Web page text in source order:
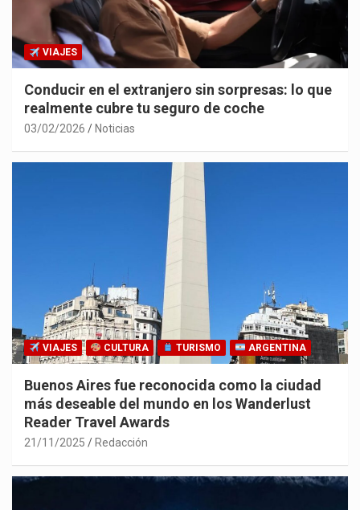
VIAJES
Conducir en el extranjero sin sorpresas: lo que
realmente cubre tu seguro de coche
03/02/2026 Noticias
VIAJES CULTURA TURISMO ARGENTINA
Buenos Aires fue reconocida como la ciudad
más deseable del mundo en los Wanderlust
Reader Travel Awards
21/11/2025 Redacción